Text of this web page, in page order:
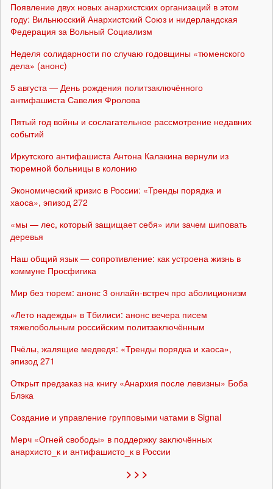
Появление двух новых анархистских организаций в этом
году: Вильнюсский Анархистский Союз и нидерландская
Федерация за Вольный Социализм
Неделя солидарности по случаю годовщины «тюменского
дела» (анонс)
5 августа — День рождения политзаключённого
антифашиста Савелия Фролова
Пятый год войны и сослагательное рассмотрение недавних
событий
Иркутского антифашиста Антона Калакина вернули из
тюремной больницы в колонию
Экономический кризис в России: «Тренды порядка и
хаоса», эпизод 272
«мы — лес, который защищает себя» или зачем шиповать
деревья
Наш общий язык — сопротивление: как устроена жизнь в
коммуне Просфигика
Мир без тюрем: анонс 3 онлайн-встреч про аболиционизм
«Лето надежды» в Тбилиси: анонс вечера писем
тяжелобольным российским политзаключённым
Пчёлы, жалящие медведя: «Тренды порядка и хаоса»,
эпизод 271
Открыт предзаказ на книгу «Анархия после левизны» Боба
Блэка
Создание и управление групповыми чатами в Signal
Мерч «Огней свободы» в поддержку заключённых
анархисто_к и антифашисто_к в России
> > >